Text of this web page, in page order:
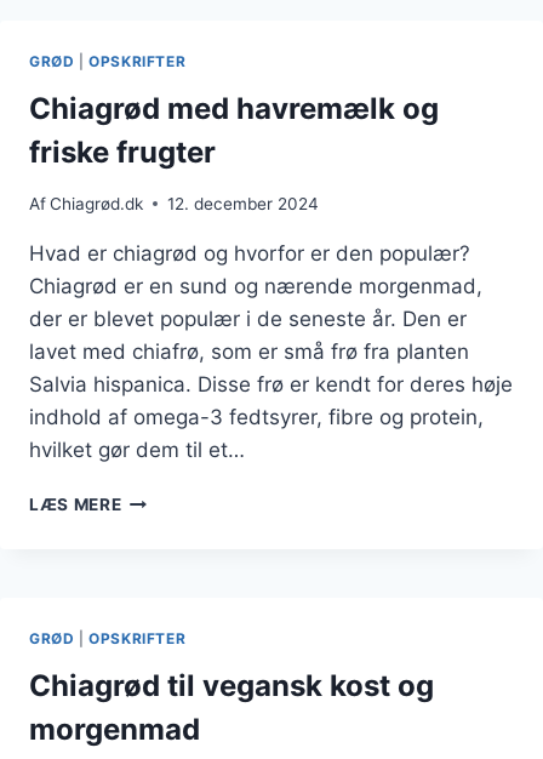
GRØD |OPSKRIFTER
Chiagrød med havremælk og
friske frugter
AfChiagrød.dk 12. december 2024
Hvad er chiagrød og hvorfor er den populær?
Chiagrød er en sund og nærende morgenmad,
der er blevet populær i de seneste år. Den er
lavet med chiafrø, som er små frø fra planten
Salvia hispanica. Disse frø er kendt for deres høje
indhold af omega-3 fedtsyrer, fibre og protein,
hvilket gør dem til et…
LÆS MERECHIAGRØD
GRØD |OPSKRIFTER
Chiagrød til vegansk kost og
morgenmad